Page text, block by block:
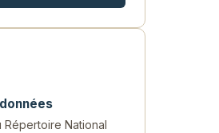
Répertoire National